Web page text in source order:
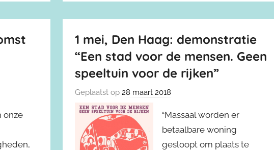
onze
1 mei, Den Haag: demonstratie
“Een stad voor de mensen. Geen
speeltuin voor de rijken”
Geplaatst op28 maart 2018
“Massaal worden er
betaalbare woning
gesloopt om plaats te